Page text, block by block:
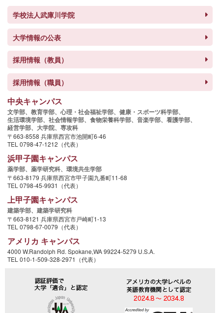
学校法人武庫川学院
大学情報の公表
採用情報（教員）
採用情報（職員）
中央キャンパス
文学部、 教育学部、 心理・社会福祉学部、 健康・スポーツ科学部、
生活環境学部、 社会情報学部、 食物栄養科学部、 音楽学部、 看護学部、
経営学部、 大学院、 専攻科
〒663-8558 兵庫県西宮市池開町6-46
TEL 0798-47-1212（代表）
浜甲子園キャンパス
薬学部、 薬学研究科、 環境共生学部
〒663-8179 兵庫県西宮市甲子園九番町11-68
TEL 0798-45-9931（代表）
上甲子園キャンパス
建築学部、 建築学研究科
〒663-8121 兵庫県西宮市戸崎町1-13
TEL 0798-67-0079（代表）
アメリカ キャンパス
4000 W.Randolph Rd. Spokane,WA 99224-5279 U.S.A.
TEL 010-1-509-328-2971（代表）